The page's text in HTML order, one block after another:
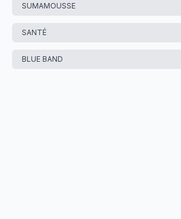
SUMAMOUSSE
SANTÉ
BLUE BAND